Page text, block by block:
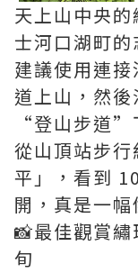
天上山中央
士河口湖町的
建議使用連
道上山，然
“登山步道”
從山頂站步
平」，看到
開，真是一幅
📸最佳觀賞
旬